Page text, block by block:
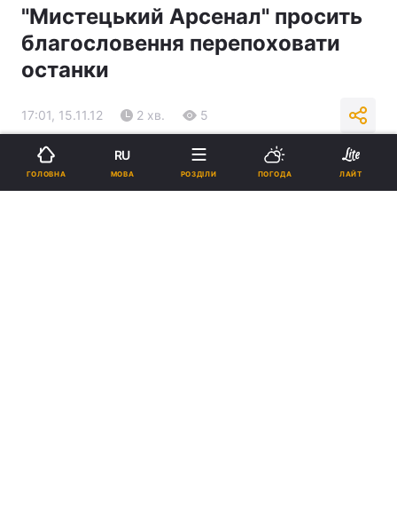
"Мистецький Арсенал" просить
благословення перепоховати
останки
17:01, 15.11.12 2 хв. 5
Підпишіться на нас в Google
ГОЛОВНА
RU
МОВА РОЗДІЛИ ПОГОДА ЛАЙТ